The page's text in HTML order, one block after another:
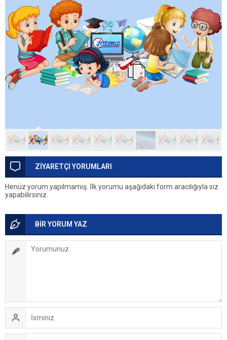
ZİYARETÇİ YORUMLARI
Henüz yorum yapılmamış. İlk yorumu aşağıdaki form aracılığıyla siz
yapabilirsiniz.
BİR YORUM YAZ